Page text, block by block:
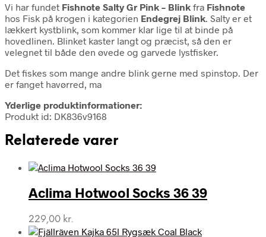
Vi har fundet Fishnote Salty Gr Pink – Blink fra Fishnote
hos Fisk på krogen i kategorien Endegrej Blink. Salty er et
lækkert kystblink, som kommer klar lige til at binde på
hovedlinen. Blinket kaster langt og præcist, så den er
velegnet til både den øvede og garvede lystfisker.
Det fiskes som mange andre blink gerne med spinstop. Der
er fanget havørred, ma
Yderlige produktinformationer:
Produkt id: DK836v9168
Relaterede varer
Aclima Hotwool Socks 36 39
229,00 kr.